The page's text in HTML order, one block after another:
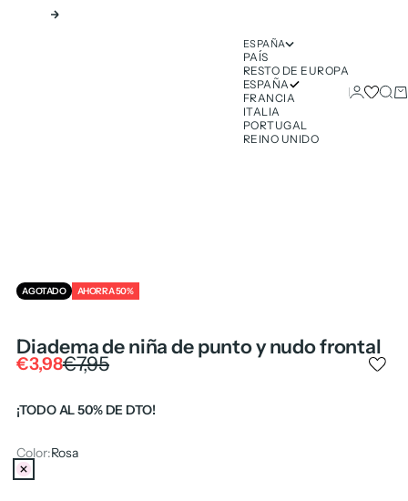
Siguiente
ESPAÑA
PAÍS
RESTO DE EUROPA
ESPAÑA
FRANCIA
ITALIA
PORTUGAL
REINO UNIDO
Iniciar
AGOTADO AHORRA 50%
Diadema de niña de punto y nudo frontal
Precio de oferta
€3,98Precio normal
€7,95
¡TODO AL 50% DE DTO!
Color:Rosa
Rosa